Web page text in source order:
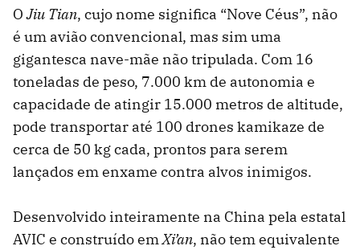
OJiu Tian, cujo nome significa “Nove Céus”, não
é um avião convencional, mas sim uma
gigantesca nave-mãe não tripulada. Com 16
toneladas de peso, 7.000 km de autonomia e
capacidade de atingir 15.000 metros de altitude,
pode transportar até 100 drones kamikaze de
cerca de 50 kg cada, prontos para serem
lançados em enxame contra alvos inimigos.
Desenvolvido inteiramente na China pela estatal
AVIC e construído emXi’an, não tem equivalente